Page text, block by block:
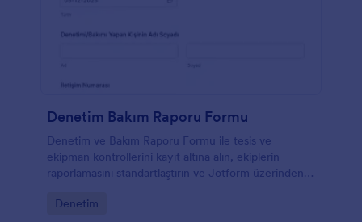
Denetim Bakım Raporu Formu
Denetim ve Bakım Raporu Formu ile tesis ve
ekipman kontrollerini kayıt altına alın, ekiplerin
raporlamasını standartlaştırın ve Jotform üzerinden
Go to Category:
Denetim